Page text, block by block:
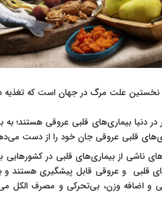
علت مرگ در جهان است که تغذیه
بیماری‌های قلبی عروقی هستند؛ به
قلبی عروقی جان خود را از دست
ناشی از بیماری‌های قلبی در کشورهایی
قلبی و عروقی قابل پیشگیری هستند و
و اضافه وزن، بی‌تحرکی و مصرف الکل